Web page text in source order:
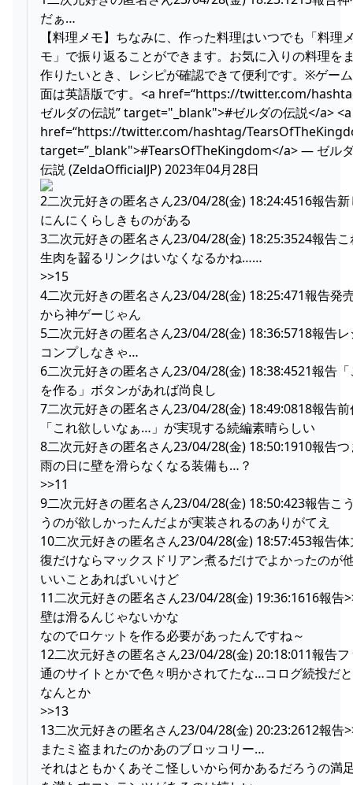
だぁ…
【料理メモ】ちなみに、作った料理はいつでも「料理
モ」で振り返ることができます。お気に入りの料理を
作りたいとき、レシピが確認できて便利です。※ゲー
面は英語版です。<a href=“https://twitter.com/
ゼルダの伝説” target="_blank">#ゼルダの伝説</a> <a
href=“https://twitter.com/hashtag/
target=”_blank">#TearsOfTheKingdom</a> — ゼル
伝説 (ZeldaOfficialJP) 2023年04月28日
2二次元好きの匿名さん23/04/28(金) 18:24:4516報告
にんにくらしきものがある
3二次元好きの匿名さん23/04/28(金) 18:25:3524報告
生肉を齧るリンクはいなくなるかね……
>>15
4二次元好きの匿名さん23/04/28(金) 18:25:471報告発
から神ゲーじゃん
5二次元好きの匿名さん23/04/28(金) 18:36:5718報告
コンプしなきゃ…
6二次元好きの匿名さん23/04/28(金) 18:38:4521報告
を作る」ボタンがあれば尚良し
7二次元好きの匿名さん23/04/28(金) 18:49:0818報告
「これ欲しいなぁ…」が実現する続編素晴らしい
8二次元好きの匿名さん23/04/28(金) 18:50:1910報告
雨の日に壁を滑らなくなる装備も…？
>>11
9二次元好きの匿名さん23/04/28(金) 18:50:423報告こ
うのが欲しかったんだよが実装されるのありがてえ
10二次元好きの匿名さん23/04/28(金) 18:57:453報告
復だけならマックスドリアン煮るだけでよかったのが
いいことあればいいけど
11二次元好きの匿名さん23/04/28(金) 19:36:1616報告
壁は滑るんじゃないかな
なのでロケットを作る必要があったんですね～
12二次元好きの匿名さん23/04/28(金) 20:18:011報告
通のサイトとかで色々明かされてたな…コログ続投だ
なんとか
>>13
13二次元好きの匿名さん23/04/28(金) 20:23:2612報告
またミ盗まれたのかあのブロッコリー…
それはともかくあそこ怪しいから何かあるだろうの満